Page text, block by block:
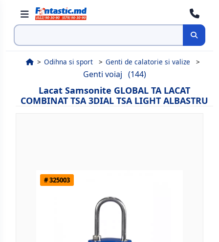
Cauta
Odihna si sport Genti de calatorie si valize
Genti voiaj (144)
Lacat Samsonite GLOBAL TA LACAT
COMBINAT TSA 3DIAL TSA LIGHT ALBASTRU
# 325003